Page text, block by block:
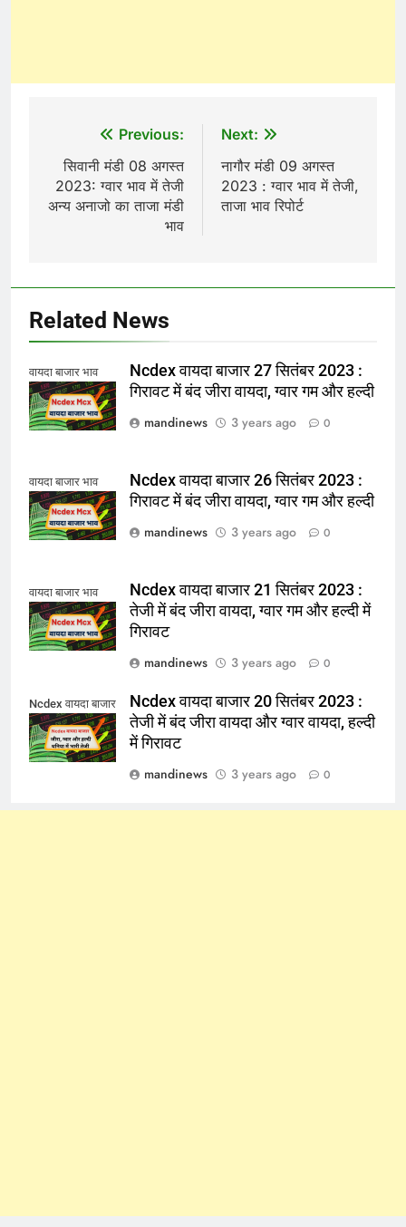
navigation
Previous:
सिवानी मंडी 08 अगस्त
2023: ग्वार भाव में तेजी
अन्य अनाजो का ताजा मंडी
भाव
Next:
नागौर मंडी 09 अगस्त
2023 : ग्वार भाव में तेजी,
ताजा भाव रिपोर्ट
Related News
वायदा बाजार भाव
Ncdex वायदा बाजार 27 सितंबर 2023 :
गिरावट में बंद जीरा वायदा, ग्वार गम और हल्दी
mandinews
3 years ago 0
वायदा बाजार भाव
Ncdex वायदा बाजार 26 सितंबर 2023 :
गिरावट में बंद जीरा वायदा, ग्वार गम और हल्दी
mandinews
3 years ago 0
वायदा बाजार भाव
Ncdex वायदा बाजार 21 सितंबर 2023 :
तेजी में बंद जीरा वायदा, ग्वार गम और हल्दी में
गिरावट
mandinews
3 years ago 0
Ncdex वायदा बाजार
Ncdex वायदा बाजार 20 सितंबर 2023 :
तेजी में बंद जीरा वायदा और ग्वार वायदा, हल्दी
में गिरावट
mandinews
3 years ago 0